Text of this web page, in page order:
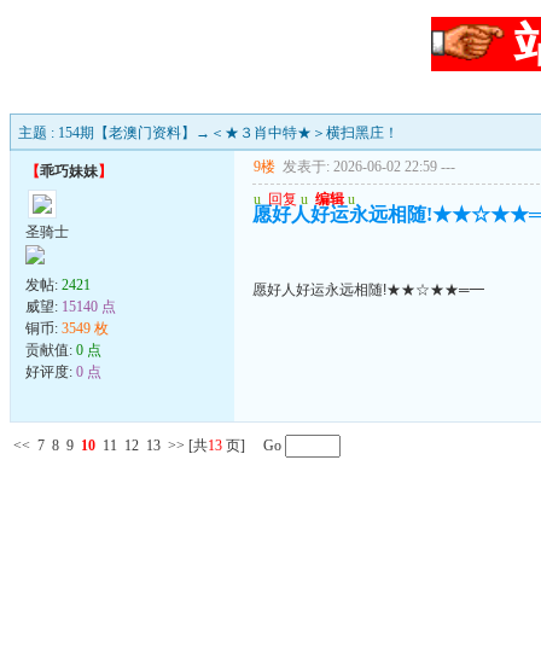
主题 : 154期【老澳门资料】→＜★３肖中特★＞横扫黑庄！
【乖巧妹妹】
圣骑士
发帖: 2421
威望: 15140 点
铜币: 3549 枚
贡献值: 0 点
好评度: 0 点
9楼 发表于: 2026-06-02 22:59 ---
u 回复 u 编辑 u
愿好人好运永远相随
愿好人好运永远相随!★★☆★★═━
<< 7 8 9 10 11 12 13 >> [共13 页] Go